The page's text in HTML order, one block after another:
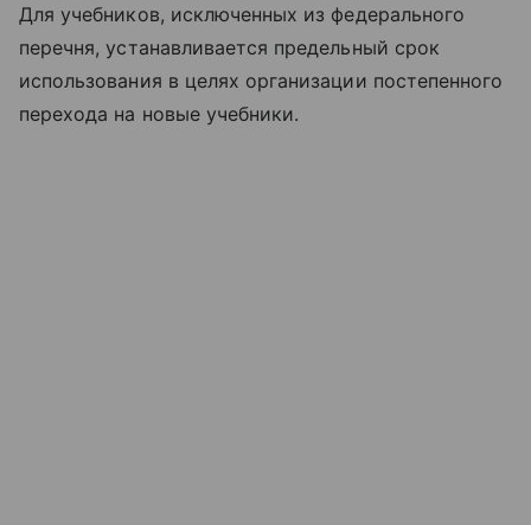
Для учебников, исключенных из федерального
перечня, устанавливается предельный срок
использования в целях организации постепенного
перехода на новые учебники.